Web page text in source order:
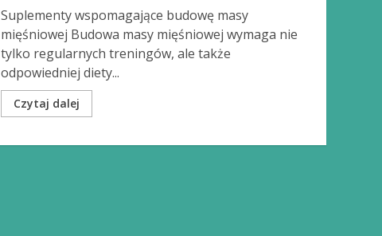
Suplementy wspomagające budowę masy
mięśniowej Budowa masy mięśniowej wymaga nie
tylko regularnych treningów, ale także
odpowiedniej diety...
Czytaj dalej